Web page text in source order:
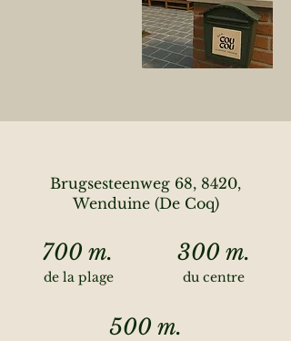
Brugsesteenweg 68, 8420,
Wenduine (De Coq)
700 m.
de la plage
300 m.
du centre
500 m.